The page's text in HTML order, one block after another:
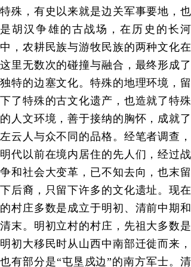
特殊，有史以来就是边关军事要地，也
是胡汉争雄的古战场，在历史的长河
中，农耕民族与游牧民族的两种文化在
这里无数次的碰撞与融合，最终形成了
独特的边塞文化。特殊的地理环境，留
下了特殊的古文化遗产，也造就了特殊
的人文环境，善于接纳的胸怀，成就了
左云人与众不同的品格。经笔者调查，
明代以前在境内居住的先人们，经过战
争和社会大变革，已不知去向，也末留
下后裔，只留下许多的文化遗址。现在
的村庄多数是成立于明初、清前中期和
清末。明初立村的村庄，先祖大多数是
明初大移民时从山西中南部迁徙而来，
也有部分是“屯垦戍边”的南方军士。清